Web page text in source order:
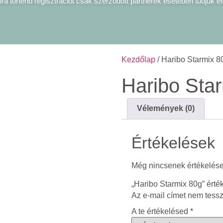
Kezdőlap / Haribo Starmix
Haribo
Vélemények (0)
Értékelések
Még nincsenek
„Haribo Starmix 80g”
Az e-mail címet nem
A te értékelésed *